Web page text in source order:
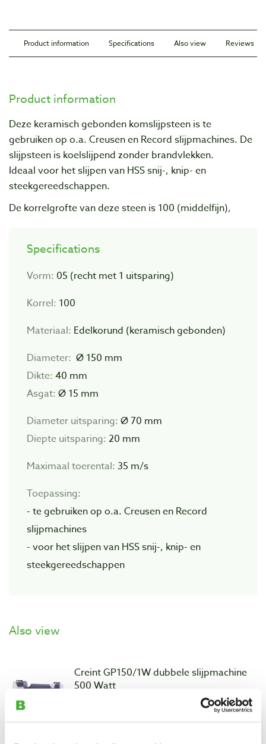
Product information Specifications Also view Reviews
Product information
Deze keramisch gebonden komslijpsteen is te
gebruiken op o.a. Creusen en Record slijpmachines. De
slijpsteen is koelslijpend zonder brandvlekken.
Ideaal voor het slijpen van HSS snij-, knip- en
steekgereedschappen.
De korrelgrofte van deze steen is 100 (middelfijn),
Specifications
Vorm: 05 (recht met 1 uitsparing)
Korrel: 100
Materiaal: Edelkorund (keramisch gebonden)
Diameter: Ø 150 mm
Dikte: 40 mm
Asgat: Ø 15 mm
Diameter uitsparing: Ø 70 mm
Diepte uitsparing: 20 mm
Maximaal toerental: 35 m/s
Toepassing:
- te gebruiken op o.a. Creusen en Record
slijpmachines
- voor het slijpen van HSS snij-, knip- en
steekgereedschappen
Also view
Aanbieding
Creint GP150/1W dubbele slijpmachine
500 Watt
recommended price € 239,00